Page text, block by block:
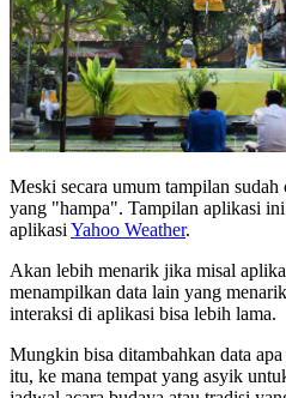
Meski secara umum tampilan sudah
yang "hampa". Tampilan aplikasi
aplikasi Yahoo Weather.
Akan lebih menarik jika misal
menampilkan data lain yang
interaksi di aplikasi bisa lebih lama.
Mungkin bisa ditambahkan data
itu, ke mana tempat yang asyik